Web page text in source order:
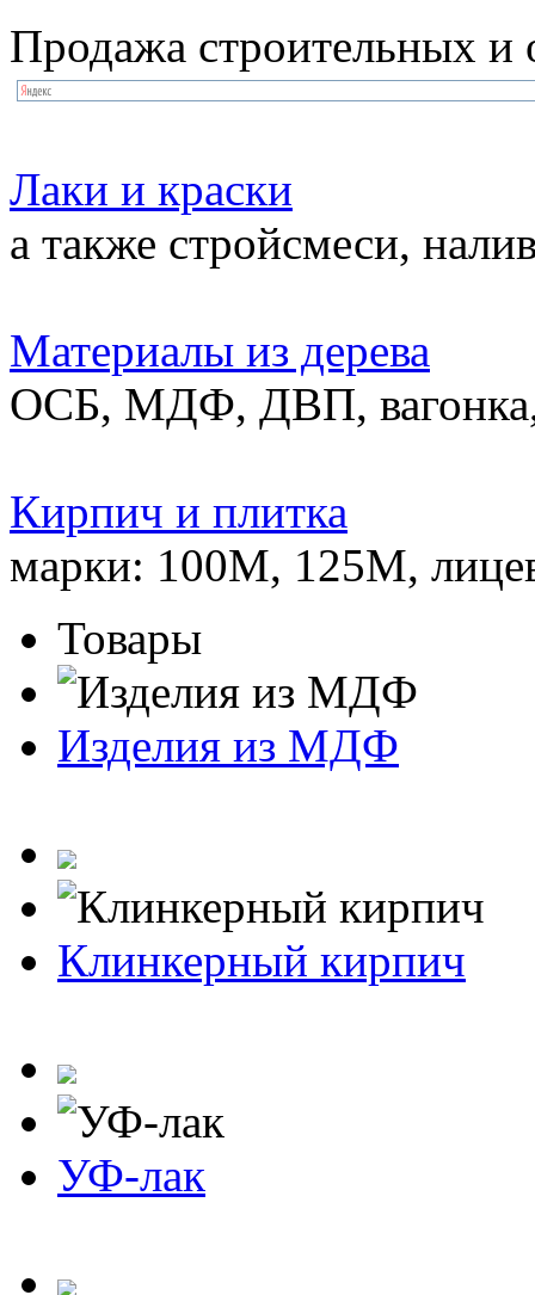
Продажа строительных и
Лаки и краски
а также стройсмеси,
Материалы из дерева
ОСБ, МДФ, ДВП,
Кирпич и плитка
марки: 100М, 125М,
Товары
Изделия из МДФ
Клинкерный кирпич
УФ-лак